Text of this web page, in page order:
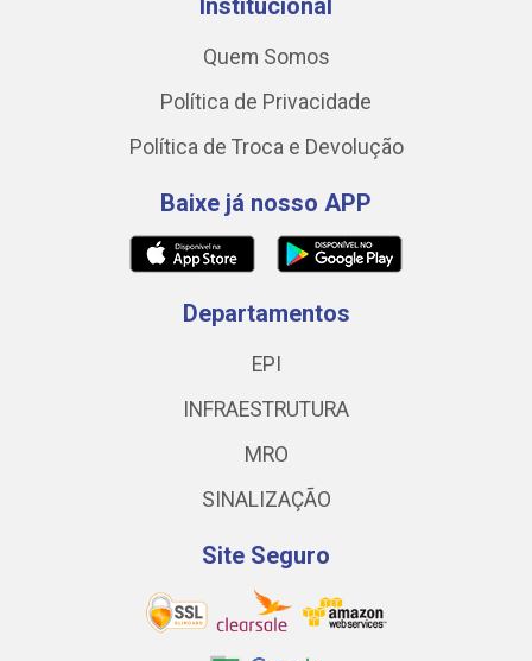
Institucional
Quem Somos
Política de Privacidade
Política de Troca e Devolução
Baixe já nosso APP
Departamentos
EPI
INFRAESTRUTURA
MRO
SINALIZAÇÃO
Site Seguro